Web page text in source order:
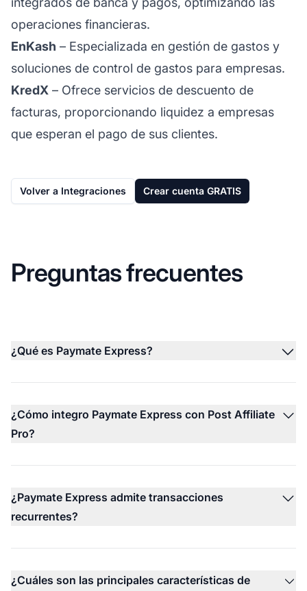
operaciones financieras.
EnKash – Especializada en gestión de gastos y
soluciones de control de gastos para empresas.
KredX – Ofrece servicios de descuento de
facturas, proporcionando liquidez a empresas
que esperan el pago de sus clientes.
Volver a Integraciones Crear cuenta GRATIS
Preguntas frecuentes
¿Qué es Paymate Express?
¿Cómo integro Paymate Express con Post Affiliate
Pro?
¿Paymate Express admite transacciones
recurrentes?
¿Cuáles son las principales características de